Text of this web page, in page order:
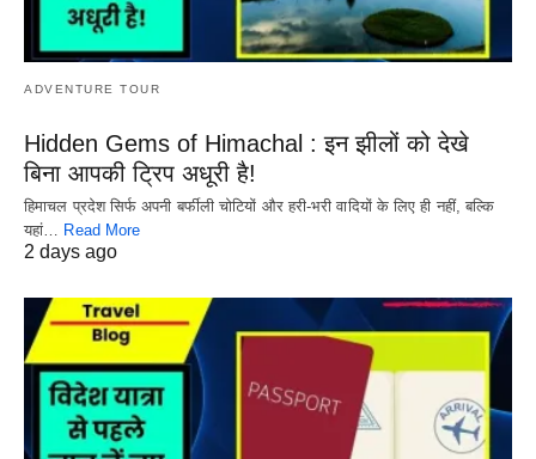
ADVENTURE TOUR
Hidden Gems of Himachal : इन झीलों को देखे
बिना आपकी ट्रिप अधूरी है!
हिमाचल प्रदेश सिर्फ अपनी बर्फीली चोटियों और हरी-भरी वादियों के लिए ही नहीं, बल्कि
यहां…
Read More
2 days ago